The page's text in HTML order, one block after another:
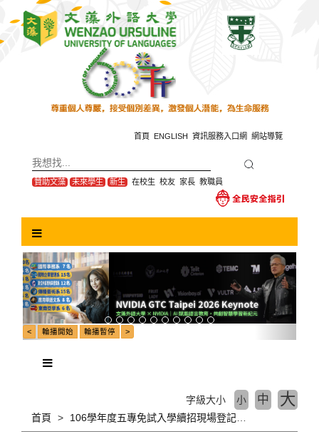
主
首頁 ENGLISH 資訊服務入口網 網站導覽
贊助文藻 未來學生 新生 在校生 校友 家長 教職員
Previous Next
首頁 106學年度五專免試入學續招現場登記分發順延至8月1日公告
字級大小 小 中 大